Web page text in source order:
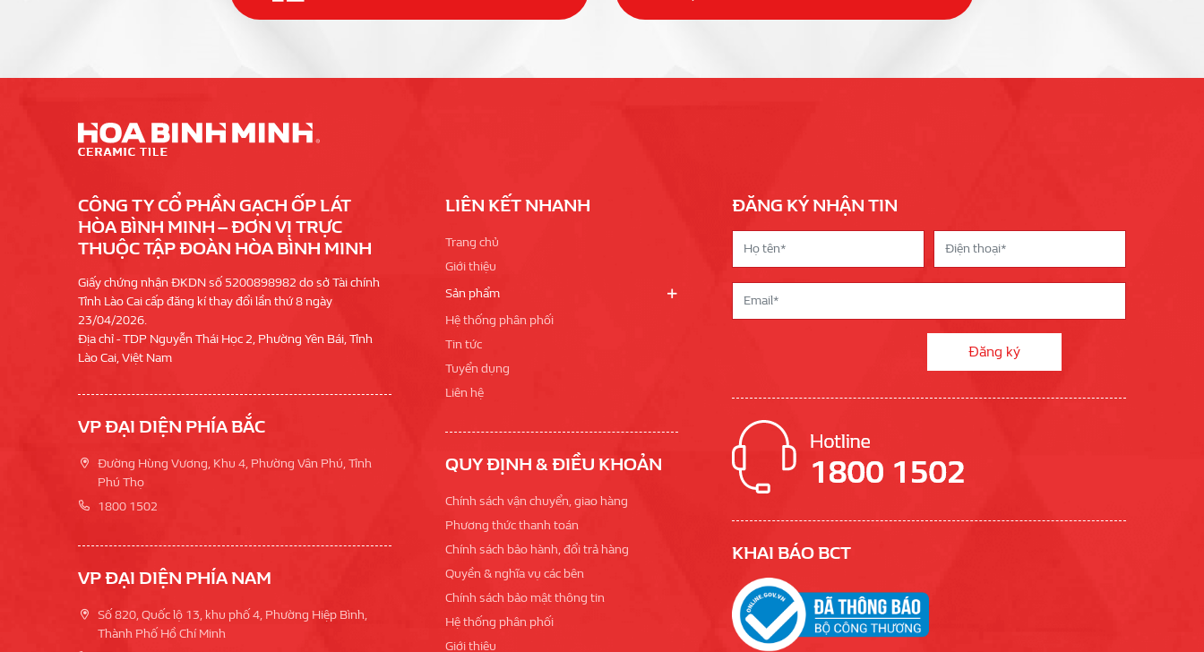
CÔNG TY CỔ PHẦN GẠCH ỐP LÁT
HÒA BÌNH MINH – ĐƠN VỊ TRỰC
THUỘC TẬP ĐOÀN HÒA BÌNH MINH
Giấy chứng nhận ĐKDN số 5200898982 do sở Tài chính
Tỉnh Lào Cai cấp đăng kí thay đổi lần thứ 8 ngày
23/04/2026.
Địa chỉ - TDP Nguyễn Thái Học 2, Phường Yên Bái, Tỉnh
Lào Cai, Việt Nam
VP ĐẠI DIỆN PHÍA BẮC
Đường Hùng Vương, Khu 4, Phường Vân Phú, Tỉnh
Phú Thọ
1800 1502
VP ĐẠI DIỆN PHÍA NAM
Số 820, Quốc lộ 13, khu phố 4, Phường Hiệp Bình,
Thành Phố Hồ Chí Minh
LIÊN KẾT NHANH
Trang chủ
Giới thiệu
Sản phẩm
Hệ thống phân phối
Tin tức
Tuyển dụng
Liên hệ
QUY ĐỊNH & ĐIỀU KHOẢN
Chính sách vận chuyển, giao hàng
Phương thức thanh toán
Chính sách bảo hành, đổi trả hàng
Quyền & nghĩa vụ các bên
Chính sách bảo mật thông tin
Hệ thống phân phối
Giới thiệu
ĐĂNG KÝ NHẬN TIN
KHAI BÁO BCT